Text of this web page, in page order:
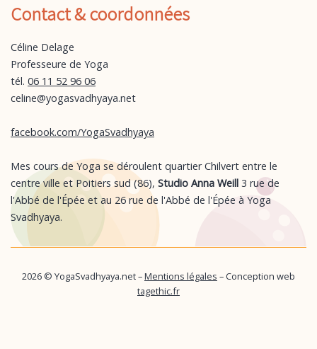
Contact & coordonnées
Céline Delage
Professeure de Yoga
tél. 06 11 52 96 06
celine@yogasvadhyaya.net
facebook.com/YogaSvadhyaya
Mes cours de Yoga se déroulent quartier Chilvert entre le
centre ville et Poitiers sud (86), Studio Anna Weill 3 rue de
l'Abbé de l'Épée et au 26 rue de l'Abbé de l'Épée à Yoga
Svadhyaya.
2026 © YogaSvadhyaya.net –Mentions légales – Conception web
tagethic.fr